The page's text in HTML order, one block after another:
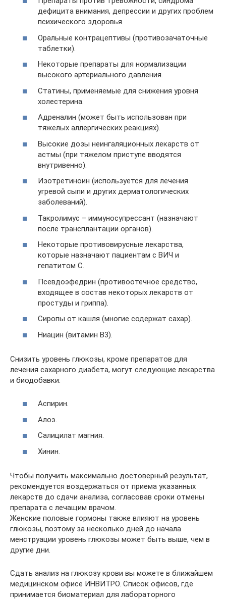
дефицита внимания, депрессии и других проблем
психического здоровья.
Оральные контрацептивы (противозачаточные
таблетки).
Некоторые препараты для нормализации
высокого артериального давления.
Статины, применяемые для снижения уровня
холестерина.
Адреналин (может быть использован при
тяжелых аллергических реакциях).
Высокие дозы неингаляционных лекарств от
астмы (при тяжелом приступе вводятся
внутривенно).
Изотретиноин (используется для лечения
угревой сыпи и других дерматологических
заболеваний).
Такролимус – иммуносупрессант (назначают
после трансплантации органов).
Некоторые противовирусные лекарства,
которые назначают пациентам с ВИЧ и
гепатитом С.
Псевдоэфедрин (противоотечное средство,
входящее в состав некоторых лекарств от
простуды и гриппа).
Сиропы от кашля (многие содержат сахар).
Ниацин (витамин В3).
Снизить уровень глюкозы, кроме препаратов для
лечения сахарного диабета, могут следующие лекарства
и биодобавки:
Аспирин.
Алоэ.
Салицилат магния.
Хинин.
Чтобы получить максимально достоверный результат,
рекомендуется воздержаться от приема указанных
лекарств до сдачи анализа, согласовав сроки отмены
препарата с лечащим врачом.
Женские половые гормоны также влияют на уровень
глюкозы, поэтому за несколько дней до начала
менструации уровень глюкозы может быть выше, чем в
другие дни.
Сдать анализ на глюкозу крови вы можете в ближайшем
медицинском офисе ИНВИТРО. Список офисов, где
принимается биоматериал для лабораторного